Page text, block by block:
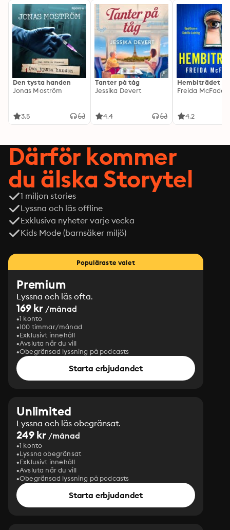
Den tysta handen
Jonas Moström
3.5
Tanter på tåg
Jessika Devert
4.4
Hembiträdet
Freida
4.2
Därför kommer
du älska Storytel
1 miljon stories
Lyssna och läs offline
Exklusiva nyheter varje vecka
Kids Mode (barnsäker miljö)
Populäraste valet
Premium
Lyssna och läs ofta.
169 kr /månad
1 konto
100 timmar/månad
Exklusivt innehåll
Avsluta när du vill
Obegränsad lyssning på podcasts
Starta erbjudandet
Unlimited
Lyssna och läs obegränsat.
249 kr /månad
1 konto
Lyssna obegränsat
Exklusivt innehåll
Avsluta när du vill
Obegränsad lyssning på podcasts
Starta erbjudandet